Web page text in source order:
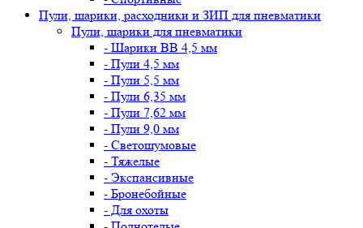
Пули, шарики, расходники и ЗИП для пневматики
Пули, шарики для пневматики
- Шарики BB 4,5 мм
- Пули 4,5 мм
- Пули 5,5 мм
- Пули 6,35 мм
- Пули 7,62 мм
- Пули 9,0 мм
- Светошумовые
- Тяжелые
- Экспансивные
- Бронебойные
- Для охоты